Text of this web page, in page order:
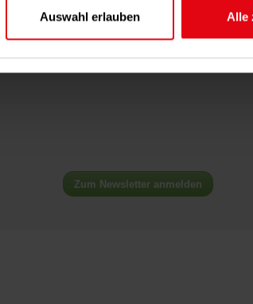
Ihre persönlichen Daten verarbeitet werden,
Umfang nutzen können, werden in
zu Cookies sowie
Auswahl erlauben Alle
Zum Newsletter anmelden